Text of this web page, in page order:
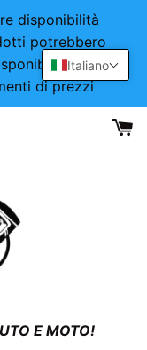
disponibilità
potrebbero
o alcuni
di prezzi
E MOTO!
Italiano